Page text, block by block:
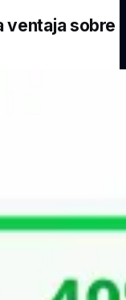
ventaja sobre